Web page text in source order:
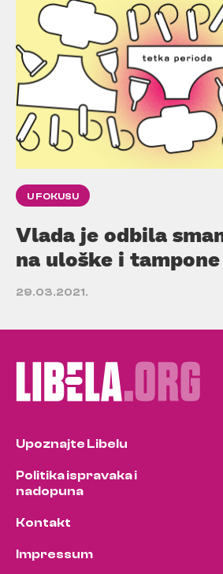
U FOKUSU
Vlada je odbila
na uloške i tampone
29.03.2021.
Upoznajte Libelu
Politika ispravaka i
nadopuna
Kontakt
Impressum